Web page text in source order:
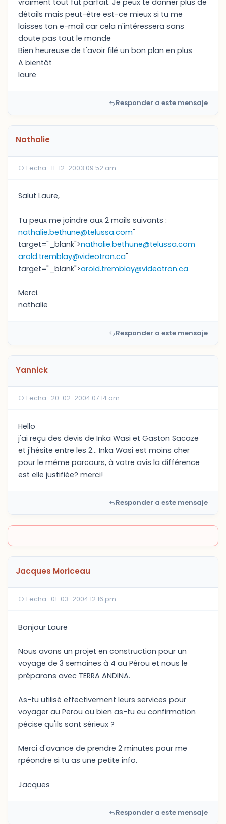
vraiment tout fut parfait. Je peux te donner plus de
détails mais peut-être est-ce mieux si tu me
laisses ton e-mail car cela n'intéressera sans
doute pas tout le monde
Bien heureuse de t'avoir filé un bon plan en plus
A bientôt
laure
Responder a este mensaje
Nathalie
Fecha : 11-12-2003 09:52 am
Salut Laure,
Tu peux me joindre aux 2 mails suivants :
nathalie.bethune@telussa.com"
target="_blank">nathalie.bethune@telussa.com
arold.tremblay@videotron.ca"
target="_blank">arold.tremblay@videotron.ca
Merci.
nathalie
Responder a este mensaje
Yannick
Fecha : 20-02-2004 07:14 am
Hello
j'ai reçu des devis de Inka Wasi et Gaston Sacaze
et j'hésite entre les 2... Inka Wasi est moins cher
pour le même parcours, à votre avis la différence
est elle justifiée? merci!
Responder a este mensaje
Jacques Moriceau
Fecha : 01-03-2004 12:16 pm
Bonjour Laure
Nous avons un projet en construction pour un
voyage de 3 semaines à 4 au Pérou et nous le
préparons avec TERRA ANDINA.
As-tu utilisé effectivement leurs services pour
voyager au Perou ou bien as-tu eu confirmation
pécise qu'ils sont sérieux ?
Merci d'avance de prendre 2 minutes pour me
rpéondre si tu as une petite info.
Jacques
Responder a este mensaje